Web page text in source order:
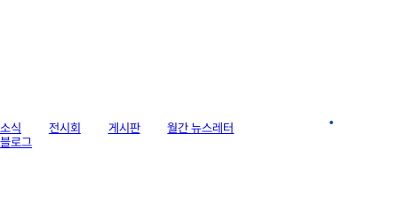
소식 전시회 게시판 월간 뉴스레터
블로그